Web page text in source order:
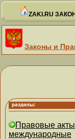
ZAKI.RU
Законы и
Правовые акты
международные